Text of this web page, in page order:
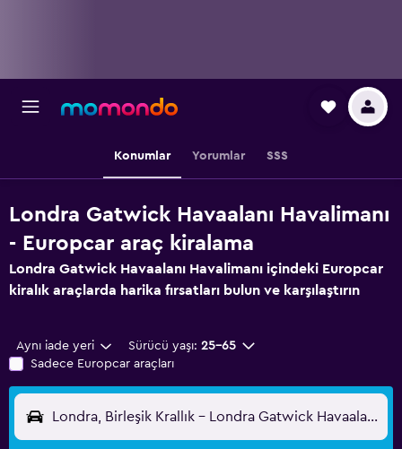
Konumlar Yorumlar SSS
Londra Gatwick Havaalanı Havalimanı
- Europcar araç kiralama
Londra Gatwick Havaalanı Havalimanı içindeki Europcar
kiralık araçlarda harika fırsatları bulun ve karşılaştırın
Aynı iade yeri Sürücü yaşı: 25-65
Sadece Europcar araçları
Londra, Birleşik Krallık - Londra Gatwick Havaalanı (LGW)